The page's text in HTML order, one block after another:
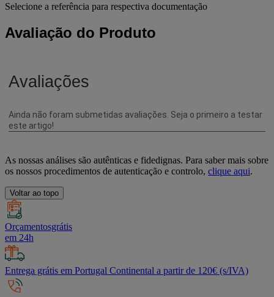
Selecione a referência para respectiva documentação
Avaliação do Produto
As nossas análises são autênticas e fidedignas. Para saber mais sobre
os nossos procedimentos de autenticação e controlo, clique aqui.
Voltar ao topo
Orçamentosgrátis
em 24h
Entrega grátis em Portugal Continental a partir de 120€ (s/IVA)